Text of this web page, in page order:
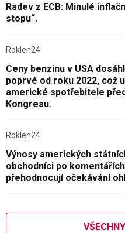
Radev z ECB: Minulé
stopu“.
Roklen24
Ceny benzinu v USA
poprvé od roku 2022, což
americké spotřebitele
Kongresu.
Roklen24
Výnosy amerických
obchodníci po
přehodnocují očekávání